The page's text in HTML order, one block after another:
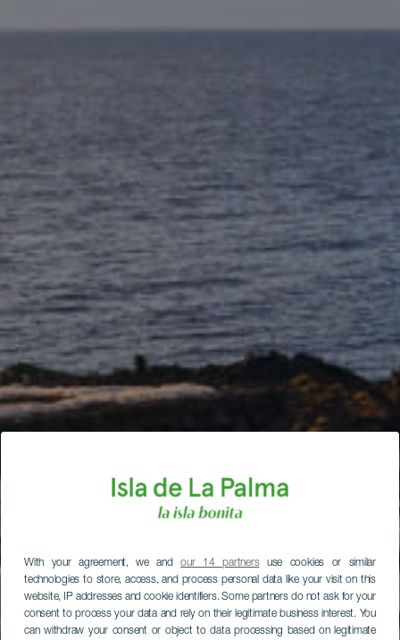
With your agreement, we andour 14 partnersuse cookies or similar
technologies to store, access, and process personal data like your visit on this
website, IP addresses and cookie identifiers. Some partners do not ask for your
consent to process your data and rely on their legitimate business interest. You
can withdraw your consent or object to data processing based on legitimate